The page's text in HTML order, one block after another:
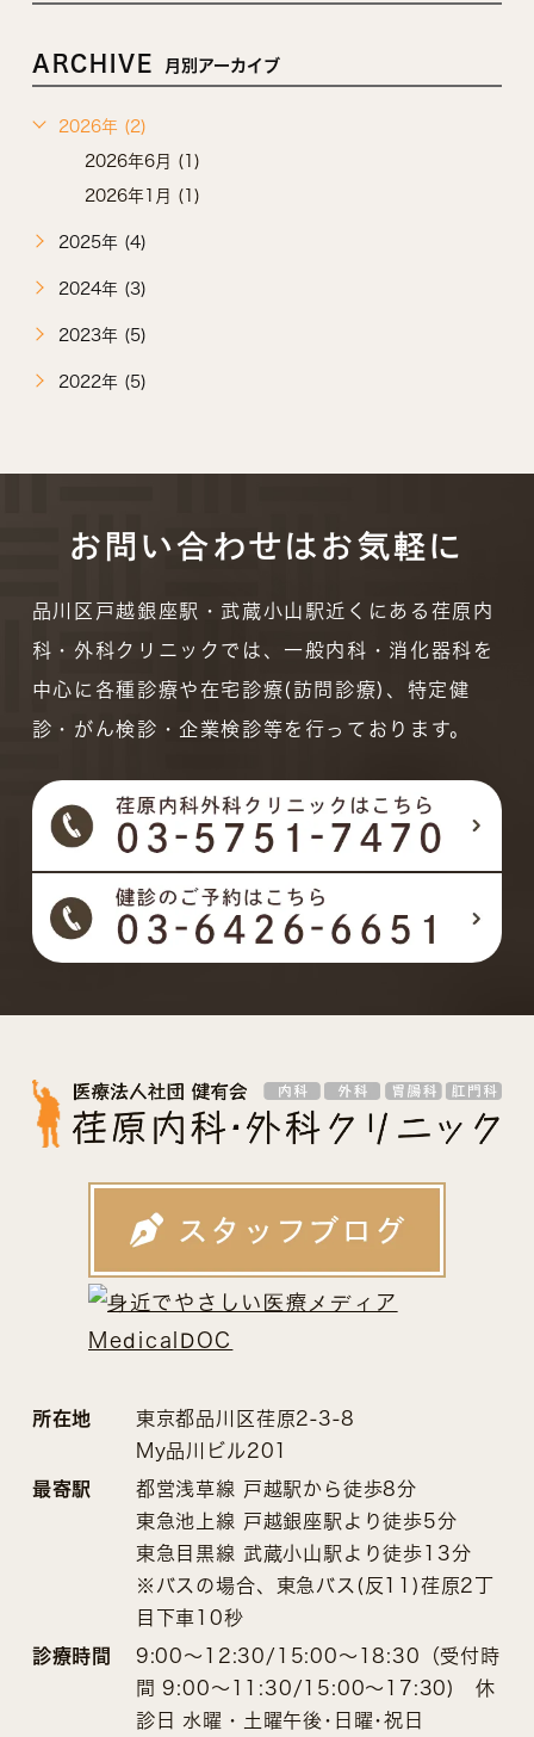
ARCHIVE 月別アーカイブ
2026年 (2)
2026年6月 (1)
2026年1月 (1)
2025年 (4)
2024年 (3)
2023年 (5)
2022年 (5)
お問い合わせはお気軽に
品川区戸越銀座駅・武蔵小山駅近くにある荏原内
科・外科クリニックでは、一般内科・消化器科を
中心に各種診療や在宅診療(訪問診療)、特定健
診・がん検診・企業検診等を行っております。
所在地
東京都品川区荏原2-3-8
My品川ビル201
最寄駅
都営浅草線 戸越駅から徒歩8分
東急池上線 戸越銀座駅より徒歩5分
東急目黒線 武蔵小山駅より徒歩13分
※バスの場合、東急バス(反11)荏原2丁
目下車10秒
診療時間
9:00～12:30/15:00～18:30（受付時
間 9:00～11:30/15:00～17:30) 休
診日 水曜・土曜午後･日曜･祝日